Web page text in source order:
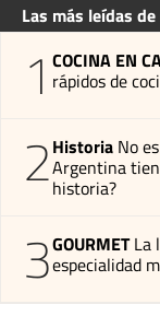
Las más leídas de
1 COCINA EN
rápidos de
2Historia No
Argentina
historia?
3GOURMET La
especialidad